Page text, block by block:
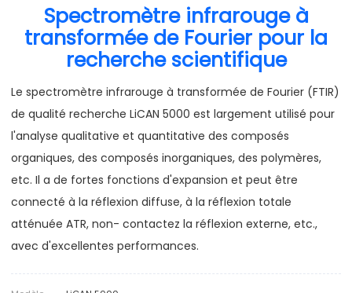
Spectromètre infrarouge à
transformée de Fourier pour la
recherche scientifique
Le spectromètre infrarouge à transformée de Fourier (FTIR)
de qualité recherche LiCAN 5000 est largement utilisé pour
l'analyse qualitative et quantitative des composés
organiques, des composés inorganiques, des polymères,
etc. Il a de fortes fonctions d'expansion et peut être
connecté à la réflexion diffuse, à la réflexion totale
atténuée ATR, non- contactez la réflexion externe, etc.,
avec d'excellentes performances.